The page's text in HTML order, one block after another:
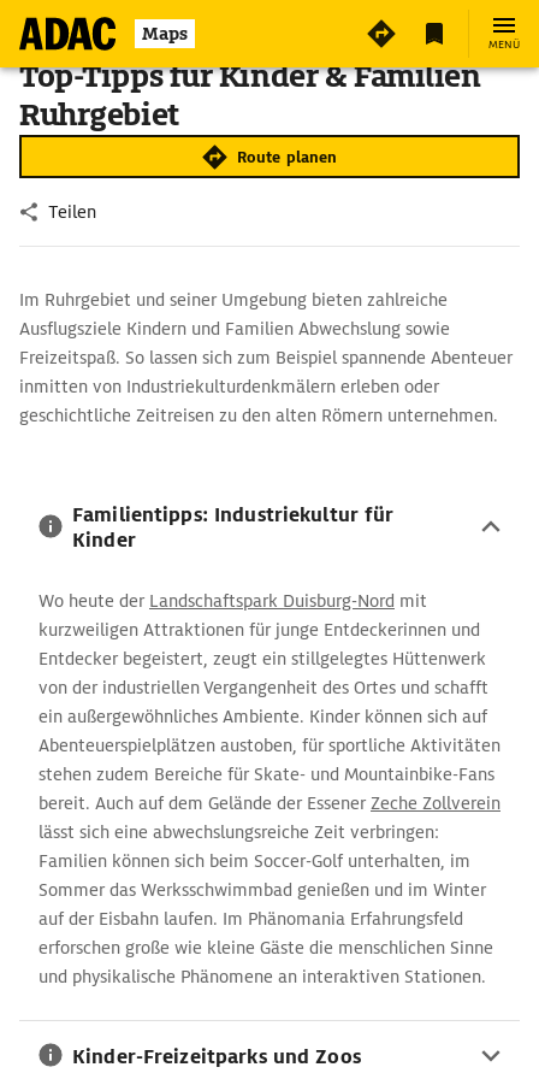
Maps MENÜ
Top-Tipps für Kinder & Familien
Ruhrgebiet
Route planen
Teilen
Im Ruhrgebiet und seiner Umgebung bieten zahlreiche
Ausflugsziele Kindern und Familien Abwechslung sowie
Freizeitspaß. So lassen sich zum Beispiel spannende Abenteuer
inmitten von Industriekulturdenkmälern erleben oder
geschichtliche Zeitreisen zu den alten Römern unternehmen.
Familientipps: Industriekultur für
Kinder
Wo heute der Landschaftspark Duisburg-Nord mit
kurzweiligen Attraktionen für junge Entdeckerinnen und
Entdecker begeistert, zeugt ein stillgelegtes Hüttenwerk
von der industriellen Vergangenheit des Ortes und schafft
ein außergewöhnliches Ambiente. Kinder können sich auf
Abenteuerspielplätzen austoben, für sportliche Aktivitäten
stehen zudem Bereiche für Skate- und Mountainbike-Fans
bereit. Auch auf dem Gelände der EssenerZeche Zollverein
lässt sich eine abwechslungsreiche Zeit verbringen:
Familien können sich beim Soccer-Golf unterhalten, im
Sommer das Werksschwimmbad genießen und im Winter
auf der Eisbahn laufen. Im Phänomania Erfahrungsfeld
erforschen große wie kleine Gäste die menschlichen Sinne
und physikalische Phänomene an interaktiven Stationen.
Kinder-Freizeitparks und Zoos